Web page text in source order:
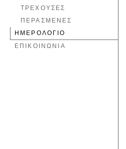
ΤΡΕΧΟΥΣΕΣ
ΠΕΡΑΣΜΕΝΕΣ
ΗΜΕΡΟΛΟΓΙΟ
ΕΠΙΚΟΙΝΩΝΙΑ